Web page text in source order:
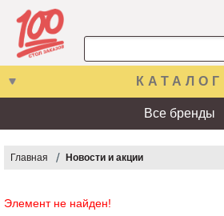
КАТАЛОГ
Все бренды
Главная Новости и акции
Элемент не найден!